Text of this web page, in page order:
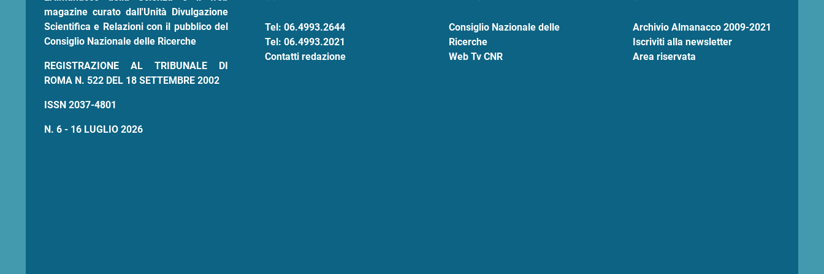
magazine curato dall'Unità Divulgazione
Scientifica e Relazioni con il pubblico del
Consiglio Nazionale delle Ricerche
REGISTRAZIONE AL TRIBUNALE DI
ROMA N. 522 DEL 18 SETTEMBRE 2002
ISSN 2037-4801
N. 6 - 16 LUGLIO 2026
Tel: 06.4993.2644
Tel: 06.4993.2021
Contatti redazione
Consiglio Nazionale delle
Ricerche
Web Tv CNR
Archivio Almanacco 2009-2021
Iscriviti alla newsletter
Area riservata